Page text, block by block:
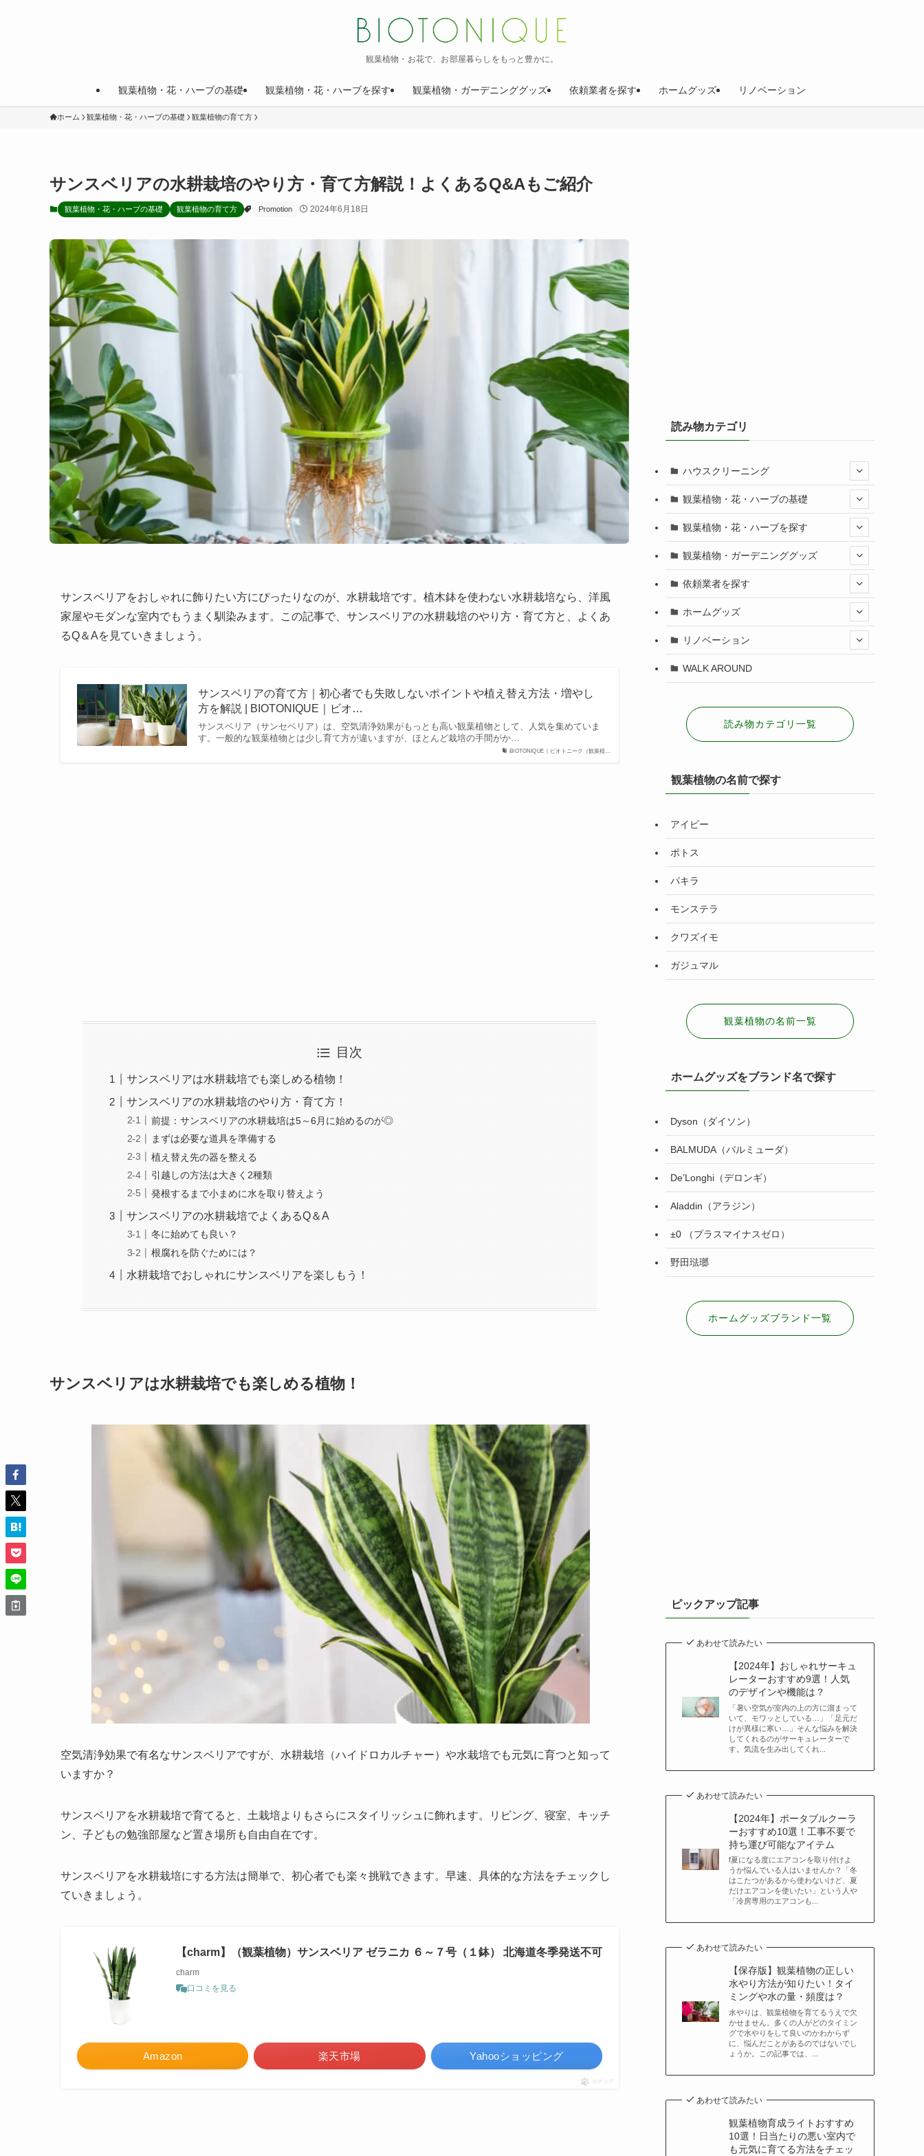
観葉植物・お花で、お部屋暮らしをもっと豊かに。
観葉植物・花・ハーブの基礎 観葉植物・花・ハーブを探す 観葉植物・ガーデニンググッズ 依頼業者を探す ホームグッズ リノベーション
ホーム 観葉植物・花・ハーブの基礎 観葉植物の育て方
サンスベリアの水耕栽培のやり方・育て方解説！よくあるQ&Aもご紹介
観葉植物・花・ハーブの基礎 観葉植物の育て方 Promotion 2024年6月18日
サンスベリアをおしゃれに飾りたい方にぴったりなのが、水耕栽培です。植木鉢を使わない水耕栽培なら、洋風
家屋やモダンな室内でもうまく馴染みます。この記事で、サンスベリアの水耕栽培のやり方・育て方と、よくあ
るQ＆Aを見ていきましょう。
BIOTONIQUE｜ビオトニーク（観葉植…
サンスベリアの育て方｜初心者でも失敗しないポイントや植え替え方法・増やし
方を解説 | BIOTONIQUE｜ビオ…
サンスベリア（サンセベリア）は、空気清浄効果がもっとも高い観葉植物として、人気を集めていま
す。一般的な観葉植物とは少し育て方が違いますが、ほとんど栽培の手間がか…
目次
サンスベリアは水耕栽培でも楽しめる植物！
サンスベリアの水耕栽培のやり方・育て方！
前提：サンスベリアの水耕栽培は5～6月に始めるのが◎
まずは必要な道具を準備する
植え替え先の器を整える
引越しの方法は大きく2種類
発根するまで小まめに水を取り替えよう
サンスベリアの水耕栽培でよくあるQ＆A
冬に始めても良い？
根腐れを防ぐためには？
水耕栽培でおしゃれにサンスベリアを楽しもう！
サンスベリアは水耕栽培でも楽しめる植物！
空気清浄効果で有名なサンスベリアですが、 水耕栽培（ハイドロカルチャー）や水栽培でも元気に育つと知って
いますか？
サンスベリアを水耕栽培で育てると、土栽培よりもさらにスタイリッシュに飾れます。リビング、寝室、キッチ
ン、子どもの勉強部屋など置き場所も自由自在です。
サンスベリアを水耕栽培にする方法は簡単で、初心者でも楽々挑戦できます。早速、具体的な方法をチェックし
ていきましょう。
【charm】（観葉植物）サンスベリア ゼラニカ ６～７号（１鉢） 北海道冬季発送不可
charm
口コミを見る
Amazon 楽天市場 Yahooショッピング
ポチップ
読み物カテゴリ
ハウスクリーニング
観葉植物・花・ハーブの基礎
観葉植物・花・ハーブを探す
観葉植物・ガーデニンググッズ
依頼業者を探す
ホームグッズ
リノベーション
WALK AROUND
読み物カテゴリ一覧
観葉植物の名前で探す
アイビー
ポトス
パキラ
モンステラ
クワズイモ
ガジュマル
観葉植物の名前一覧
ホームグッズをブランド名で探す
Dyson（ダイソン）
BALMUDA（バルミューダ）
De’Longhi（デロンギ）
Aladdin（アラジン）
±0 （プラスマイナスゼロ）
野田琺瑯
ホームグッズブランド一覧
ピックアップ記事
あわせて読みたい
【2024年】おしゃれサーキュ
レーターおすすめ9選！人気
のデザインや機能は？
「暑い空気が室内の上の方に溜まって
いて、モワッとしている…」「足元だ
けが異様に寒い…」そんな悩みを解決
してくれるのがサーキュレーターで
す。気流を生み出してくれ...
あわせて読みたい
【2024年】ポータブルクーラ
ーおすすめ10選！工事不要で
持ち運び可能なアイテム
f夏になる度にエアコンを取り付けよ
うか悩んでいる人はいませんか？「冬
はこたつがあるから使わないけど、夏
だけエアコンを使いたい」という人や
「冷房専用のエアコンも...
あわせて読みたい
【保存版】観葉植物の正しい
水やり方法が知りたい！タイ
ミングや水の量・頻度は？
水やりは、観葉植物を育てるうえで欠
かせません。多くの人がどのタイミン
グで水やりをして良いのかわからず
に、悩んだことがあるのではないでし
ょうか。この記事では、...
あわせて読みたい
観葉植物育成ライトおすすめ
10選！日当たりの悪い室内で
も元気に育てる方法をチェッ